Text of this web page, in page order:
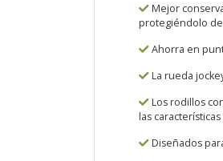
Mejor
protegiéndolo
Ahorra en
La rueda
Los rodillos
las
Diseñados